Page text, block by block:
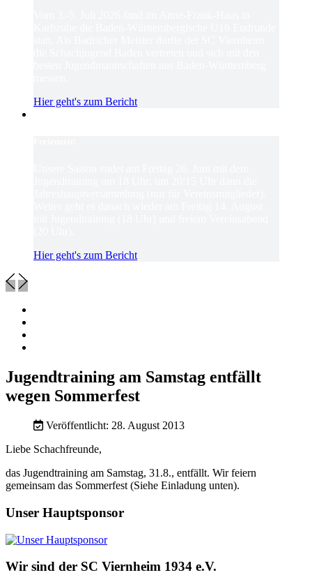
Hier geht's zum Bericht
Hier geht's zum Bericht
Jugendtraining am Samstag entfällt
wegen Sommerfest
Veröffentlicht: 28. August 2013
Liebe Schachfreunde,
das Jugendtraining am Samstag, 31.8., entfällt. Wir feiern
gemeinsam das Sommerfest (Siehe Einladung unten).
Unser Hauptsponsor
Wir sind der SC Viernheim 1934 e.V.